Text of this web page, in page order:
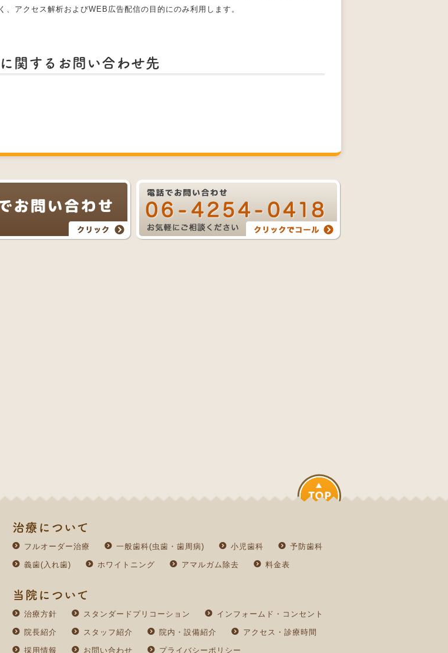
、アクセス解析およびWEB広告配信の目的にのみ利用します。
関するお問い合わせ先
治療について
フルオーダー治療 一般歯科(虫歯・歯周病) 小児歯科 予防歯科
義歯(入れ歯) ホワイトニング アマルガム除去 料金表
当院について
治療方針 スタンダードプリコーション インフォームド・コンセント
院長紹介 スタッフ紹介 院内・設備紹介 アクセス・診療時間
採用情報 お問い合わせ プライバシーポリシー